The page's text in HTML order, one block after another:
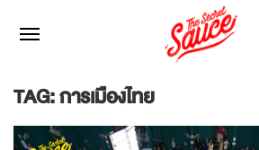
TAG: การเมืองไทย